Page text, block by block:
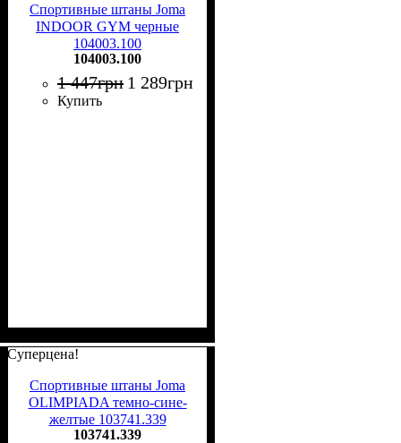
Спортивные штаны Joma
INDOOR GYM черные
104003.100
104003.100
1 447грн 1 289грн
Купить
Суперцена!
Спортивные штаны Joma
OLIMPIADA темно-сине-
желтые 103741.339
103741.339